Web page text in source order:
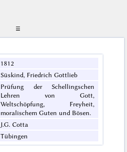
☰
1812
Süskind, Friedrich Gottlieb
Prüfung der Schellingschen
Lehren von Gott,
Weltschöpfung, Freyheit,
moralischem Guten und Bösen.
J.G. Cotta
Tübingen